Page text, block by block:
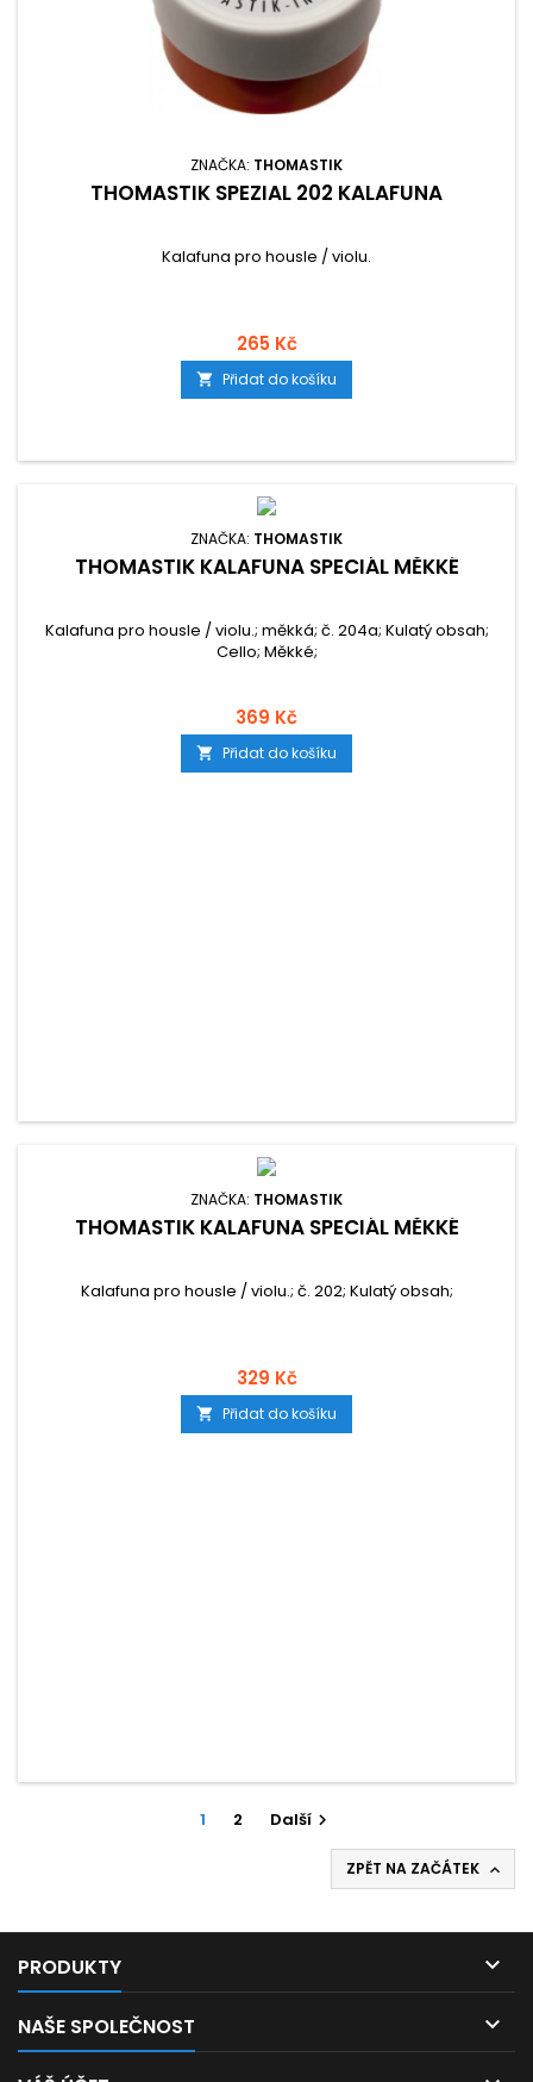
ZNAČKA: THOMASTIK
THOMASTIK SPEZIAL 202 KALAFUNA
Kalafuna pro housle / violu.
265 Kč
 Přidat do košíku
ZNAČKA: THOMASTIK
THOMASTIK KALAFUNA SPECIÁL MĚKKÉ
Kalafuna pro housle / violu.; měkká; č. 204a; Kulatý obsah;
Cello; Měkké;
369 Kč
 Přidat do košíku
ZNAČKA: THOMASTIK
THOMASTIK KALAFUNA SPECIÁL MĚKKÉ
Kalafuna pro housle / violu.; č. 202; Kulatý obsah;
329 Kč
 Přidat do košíku
1 2 Další 
ZPĚT NA ZAČÁTEK 
PRODUKTY 
NAŠE SPOLEČNOST 